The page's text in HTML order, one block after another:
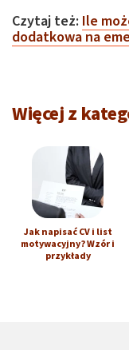
Czytaj też: Ile
dodatkowa na
Więcej z
Jak napisać CV i list
motywacyjny? Wzór i
przykłady